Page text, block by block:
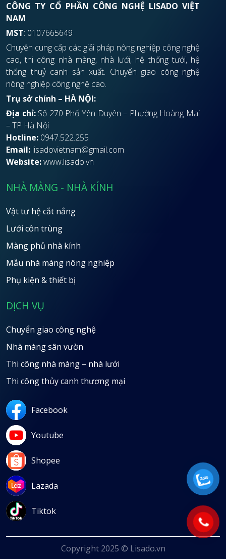
CÔNG TY CỔ PHẦN CÔNG NGHỆ LISADO VIỆT
NAM
MST: 0107665649
Chuyên cung cấp các giải pháp nông nghiệp công nghệ
cao, thi công nhà màng, nhà lưới, hệ thống tưới, hệ
thống thuỷ canh sản xuất. Chuyển giao công nghệ
nông nghiệp công nghệ cao.
Trụ sở chính – HÀ NỘI:
Địa chỉ:Số 270 Phố Yên Duyên – Phường Hoàng Mai
– TP Hà Nội
Hotline: 0947.522.255
Email: lisadovietnam@gmail.com
Website:www.lisado.vn
NHÀ MÀNG - NHÀ KÍNH
Vật tư hệ cắt nắng
Lưới côn trùng
Màng phủ nhà kính
Mẫu nhà màng nông nghiệp
Phụ kiện & thiết bị
DỊCH VỤ
Chuyển giao công nghệ
Nhà màng sân vườn
Thi công nhà màng – nhà lưới
Thi công thủy canh thương mại
Facebook
Youtube
Shopee
Lazada
Tiktok
Copyright 2025 © Lisado.vn